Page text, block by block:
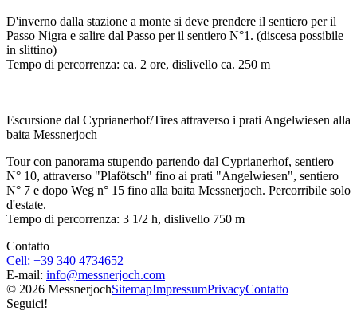
D'inverno dalla stazione a monte si deve prendere il sentiero per il
Passo Nigra e salire dal Passo per il sentiero N°1. (discesa possibile
in slittino)
Tempo di percorrenza: ca. 2 ore, dislivello ca. 250 m
Escursione dal Cyprianerhof/Tires attraverso i prati Angelwiesen alla
baita Messnerjoch
Tour con panorama stupendo partendo dal Cyprianerhof, sentiero
N° 10, attraverso "Plafötsch" fino ai prati "Angelwiesen", sentiero
N° 7 e dopo Weg n° 15 fino alla baita Messnerjoch. Percorribile solo
d'estate.
Tempo di percorrenza: 3 1/2 h, dislivello 750 m
Contatto
Cell: +39 340 4734652
E-mail: info@messnerjoch.com
© 2026 MessnerjochSitemapImpressumPrivacyContatto
Seguici!